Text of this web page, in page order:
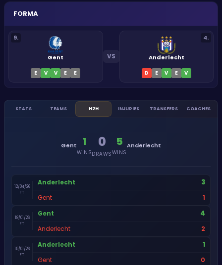
FORMA
9.
Gent
E V V E E
VS
4.
Anderlecht
D E V E V
STATS TEAMS H2H INJURIES TRANSFERS COACHES
Gent 1
WINS
0
DRAWS
5
WINS
Anderlecht
12/04/26
FT
Anderlecht 3
Gent 1
18/01/26
FT
Gent 4
Anderlecht 2
15/01/26
FT
Anderlecht 1
Gent 0